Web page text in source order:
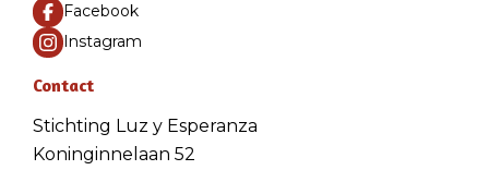
Facebook
Instagram
Contact
Stichting Luz y Esperanza
Koninginnelaan 52